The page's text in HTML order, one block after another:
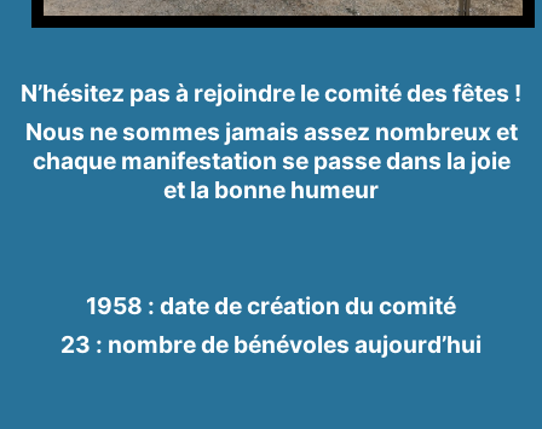
N’hésitez pas à rejoindre le comité des fêtes !
Nous ne sommes jamais assez nombreux et
chaque manifestation se passe dans la joie
et la bonne humeur
1958 : date de création du comité
23 : nombre de bénévoles aujourd’hui